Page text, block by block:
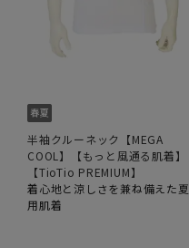
半袖クルーネック【MEGA
COOL】【もっと風通る肌着】
【TioTio PREMIUM】
着心地と涼しさを兼ね備えた夏
用肌着